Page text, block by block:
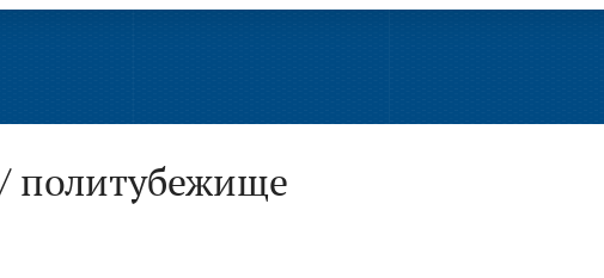
политубежище